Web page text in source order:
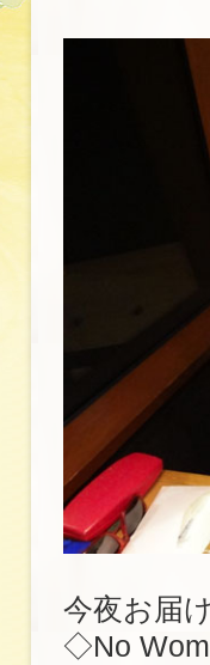
今夜お届
◇No